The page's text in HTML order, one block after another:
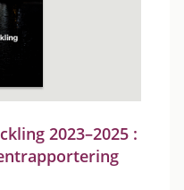
2023–2025 :